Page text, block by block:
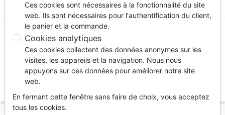
shopping_cart
Ces cookies sont nécessaires à la fonctionnalité du site
web. Ils sont nécessaires pour l'authentification du client,
le panier et la commande.
Cookies analytiques
Ces cookies collectent des données anonymes sur les
visites, les appareils et la navigation. Nous nous
appuyons sur ces données pour améliorer notre site
web.
En fermant cette fenêtre sans faire de choix, vous acceptez
tous les cookies.